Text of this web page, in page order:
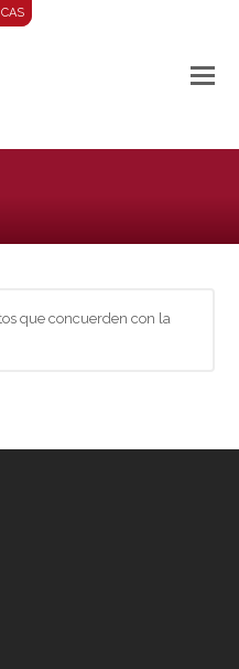
CAS
que concuerden con la